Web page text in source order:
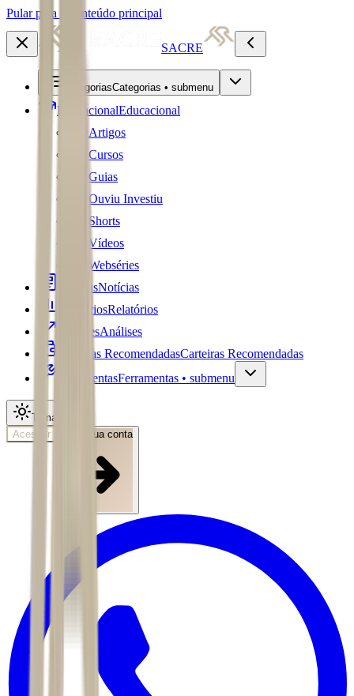
Pular para o conteúdo principal
SACRE
CategoriasCategorias • submenu
EducacionalEducacional
Artigos
Cursos
Guias
Ouviu Investiu
Shorts
Vídeos
Webséries
NotíciasNotícias
RelatóriosRelatórios
AnálisesAnálises
Carteiras RecomendadasCarteiras Recomendadas
FerramentasFerramentas • submenu
Tema
Acessar
Abra sua conta